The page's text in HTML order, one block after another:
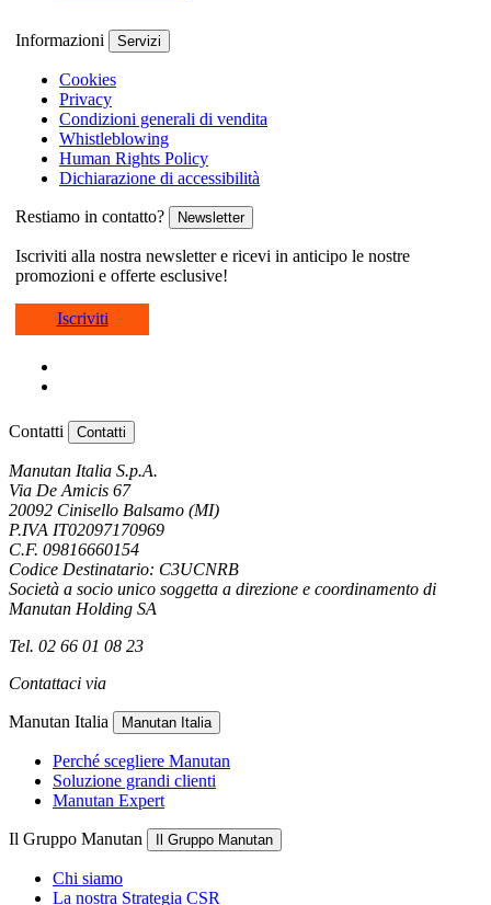
Informazioni Servizi
Cookies
Privacy
Condizioni generali di vendita
Whistleblowing
Human Rights Policy
Dichiarazione di accessibilità
Restiamo in contatto? Newsletter
Iscriviti alla nostra newsletter e ricevi in anticipo le nostre
promozioni e offerte esclusive!
Iscriviti
Contatti Contatti
Manutan Italia S.p.A.
Via De Amicis 67
20092 Cinisello Balsamo (MI)
P.IVA IT02097170969
C.F. 09816660154
Codice Destinatario: C3UCNRB
Società a socio unico soggetta a direzione e coordinamento di
Manutan Holding SA
Tel. 02 66 01 08 23
Contattaci via
Manutan Italia Manutan Italia
Perché scegliere Manutan
Soluzione grandi clienti
Manutan Expert
Il Gruppo Manutan Il Gruppo Manutan
Chi siamo
La nostra Strategia CSR